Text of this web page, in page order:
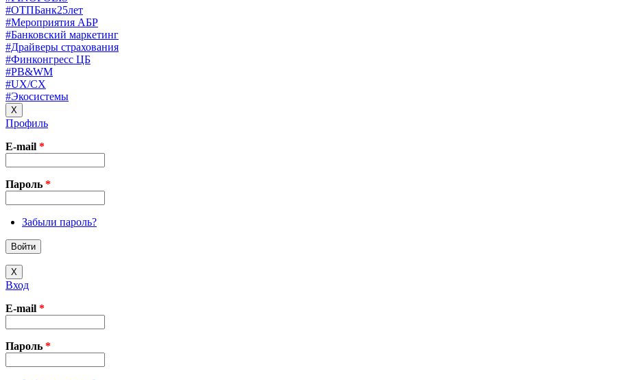
#ОТПБанк25лет
#Мероприятия АБР
#Банковский маркетинг
#Драйверы страхования
#Финконгресс ЦБ
#PB&WM
#UX/CX
#Экосистемы
X
Профиль
E-mail *
Пароль *
Забыли пароль?
X
Вход
E-mail *
Пароль *